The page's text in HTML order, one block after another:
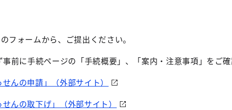
フォームから、ご提出ください。
前に手続ページの「手続概要」、「案内・注意事項」をご
んの申請」（外部サイト）
んの取下げ」（外部サイト）